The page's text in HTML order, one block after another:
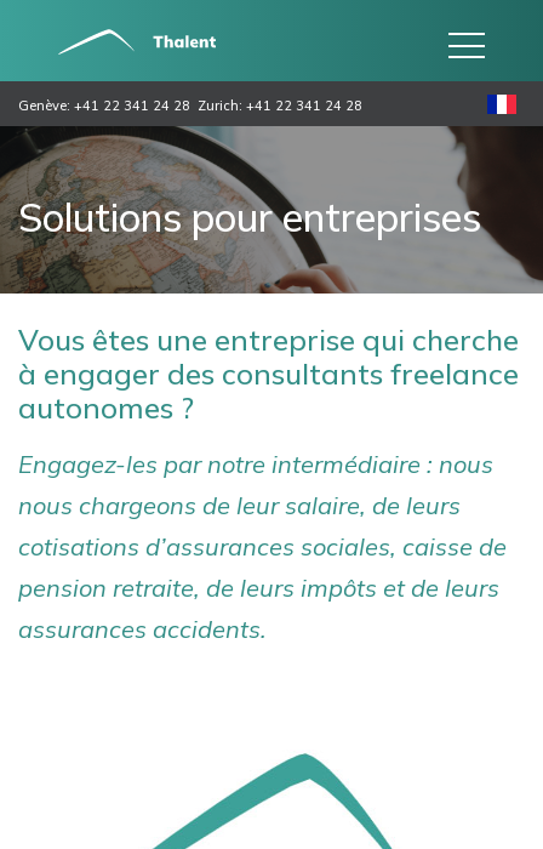
Genève: +41 22 341 24 28 Zurich: +41 22 341 24 28
Solutions pour entreprises
Vous êtes une entreprise qui cherche
à engager des consultants freelance
autonomes ?
Engagez-les par notre intermédiaire : nous
nous chargeons de leur salaire, de leurs
cotisations d’assurances sociales, caisse de
pension retraite, de leurs impôts et de leurs
assurances accidents.